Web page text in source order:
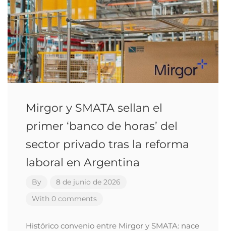
Mirgor y SMATA sellan el
primer ‘banco de horas’ del
sector privado tras la reforma
laboral en Argentina
By
8 de junio de 2026
With 0 comments
Histórico convenio entre Mirgor y SMATA: nace